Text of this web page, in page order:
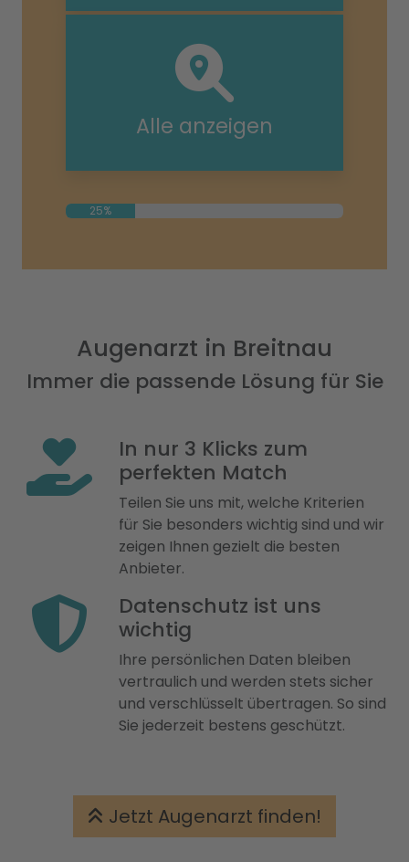
Alle anzeigen
25%
Augenarzt in Breitnau
Immer die passende Lösung für Sie
In nur 3 Klicks zum
perfekten Match
Teilen Sie uns mit, welche Kriterien
für Sie besonders wichtig sind und wir
zeigen Ihnen gezielt die besten
Anbieter.
Datenschutz ist uns
wichtig
Ihre persönlichen Daten bleiben
vertraulich und werden stets sicher
und verschlüsselt übertragen. So sind
Sie jederzeit bestens geschützt.
Jetzt Augenarzt finden!